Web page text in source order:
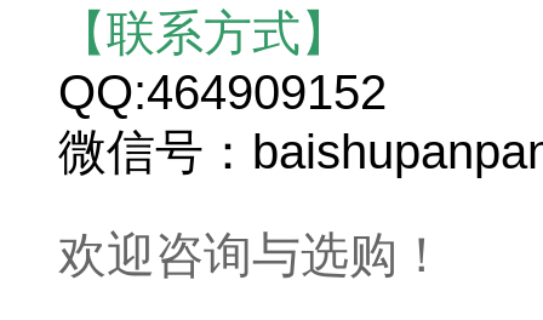
【联系方式】
QQ:464909152
微信号：
欢迎咨询与选购！